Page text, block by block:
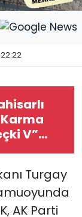
V”
Turgay
AK Parti